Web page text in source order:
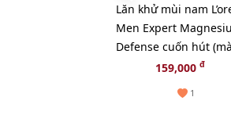
Lăn khử mùi nam
Men Expert
Defense cuốn hút
159,000đ
1